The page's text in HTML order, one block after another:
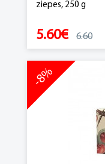
ziepes, 250 g
5.60€ 6.60
-8%